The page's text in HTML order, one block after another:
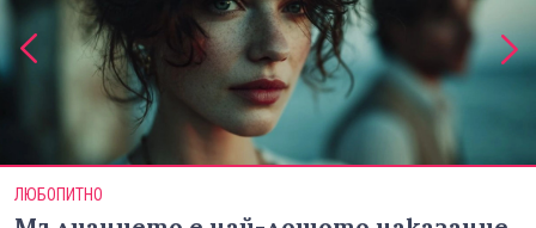
ЛЮБОПИТНО